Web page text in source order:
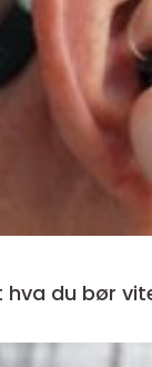
Høreapparat hva